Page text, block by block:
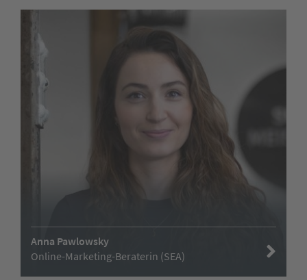
Anna Pawlowsky
Online-Marketing-Beraterin (SEA)